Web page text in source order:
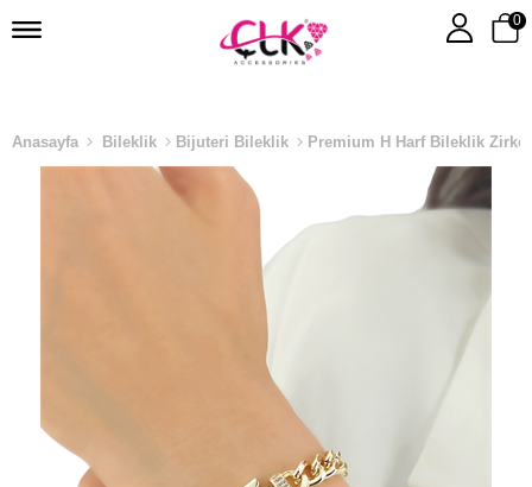
0
Anasayfa Bileklik Bijuteri Bileklik Premium H Harf Bileklik